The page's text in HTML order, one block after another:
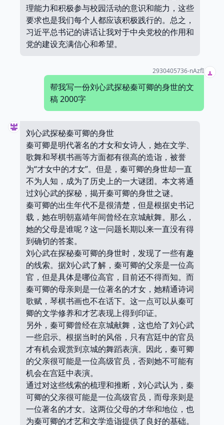
理能力和积极参与校园活动的意识和能力，这些
要求也是我们每个人都应该积极践行的。总之，
习近平总书记的讲话让我对于中央党校的作用和
党的建设充满信心和希望。
2930405736-nAzfI
帮我写一份刘心武探秘秦可卿的身世的文
稿 2000字
刘心武探秘秦可卿的身世
秦可卿是明代著名的才女和女诗人，她在文学、
歌舞和琴棋书画等方面都有很高的造诣，被誉
为“才女中的才女”。但是，秦可卿的身世却一直
不为人知，成为了历史上的一大谜团。本文将通
过刘心武的探秘，揭开秦可卿的身世之谜。
秦可卿的出生年代不是很清楚，但是根据史书记
载，她在明朝嘉靖年间曾经在京城献舞。那么，
她的父母是谁呢？这一问题长期以来一直没有得
到确切的答案。
刘心武在探秘秦可卿的身世时，发现了一些有趣
的线索。据刘心武了解，秦可卿的父亲是一位高
官，但是具体是哪位高官，目前还不得而知。而
秦可卿的母亲则是一位著名的才女，她精通诗词
歌赋，琴棋书画也不在话下。这一点可以从秦可
卿的文学修养和才艺表现上得到印证。
另外，秦可卿曾经在京城献舞，这也给了刘心武
一些启示。根据当时的风俗，只有宫廷中的官员
才有机会观赏到京城的舞蹈表演。因此，秦可卿
的父亲很可能是一位高级官员，否则她不可能有
机会在宫廷中表演。
通过对这些线索的梳理和推断，刘心武认为，秦
可卿的父亲很可能是一位高级官员，而母亲则是
一位著名的才女。这两位父母的才华和地位，也
为秦可卿的才艺和文学造诣提供了良好的基础。